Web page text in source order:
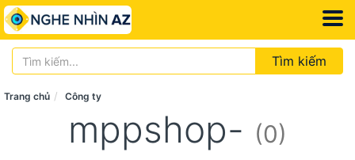
Tìm kiếm
Trang chủ Công ty
mppshop- (0)